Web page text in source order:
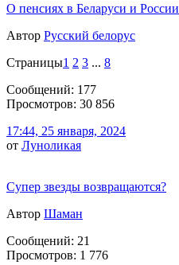
О пенсиях в Беларуси и России
Автор Русский белорус
Страницы1 2 3 ... 8
Сообщений: 177
Просмотров: 30 856
17:44, 25 января, 2024
от Луноликая
Супер звезды возвращаются?
Автор Шаман
Сообщений: 21
Просмотров: 1 776